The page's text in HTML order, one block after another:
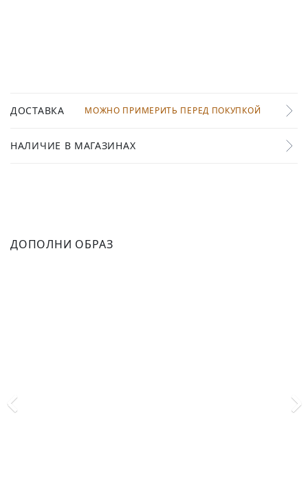
ДОСТАВКА МОЖНО ПРИМЕРИТЬ ПЕРЕД ПОКУПКОЙ
НАЛИЧИЕ В МАГАЗИНАХ
ДОПОЛНИ ОБРАЗ